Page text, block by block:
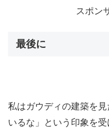
スポン
最後に
私はガウディの建築を
いるな」という印象を